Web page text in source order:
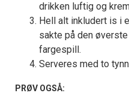
drikken luftig og
Hell alt inkludert is i
sakte på den
fargespill.
Serveres med to
PRØV OGSÅ: